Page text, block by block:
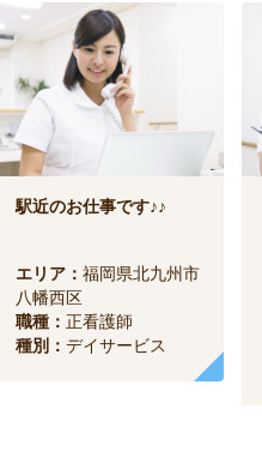
駅近のお仕事です♪♪
エリア：福岡県北九州市
八幡西区
職種：正看護師
種別：デイサービス